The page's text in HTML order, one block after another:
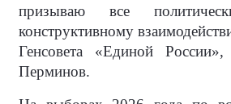
призываю все
конструктивному
Генсовета «Единой
Перминов.